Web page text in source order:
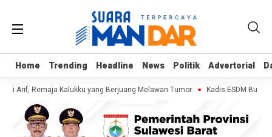
Home Trending Headline News Politik Advertorial
Home Trending Headline News Politik Advertorial
Arif, Remaja Kalukku yang Berjuang Melawan Tumor Kadis ESDM